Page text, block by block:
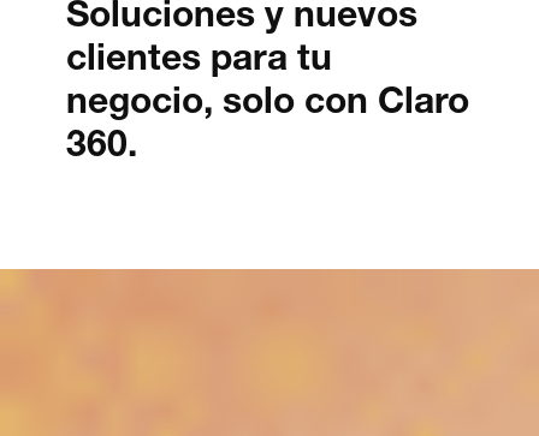
Soluciones y nuevos
clientes para tu
negocio, solo con Claro
360.